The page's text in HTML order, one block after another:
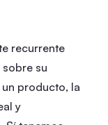
recurrente
su
producto, la
y